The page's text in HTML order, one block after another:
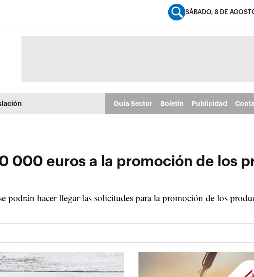
SÁBADO, 8 DE
Guía Sector Boletín Publicidad
000 euros a la promoción de los
podrán hacer llegar las solicitudes para la promoción de los